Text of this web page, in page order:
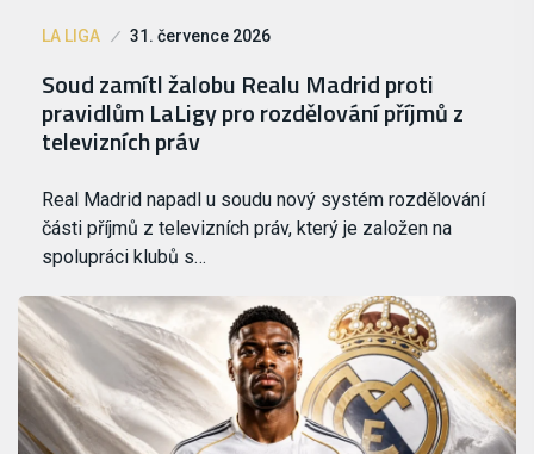
LA LIGA 31. července 2026
Soud zamítl žalobu Realu Madrid proti
pravidlům LaLigy pro rozdělování příjmů z
televizních práv
Real Madrid napadl u soudu nový systém rozdělování
části příjmů z televizních práv, který je založen na
spolupráci klubů s…